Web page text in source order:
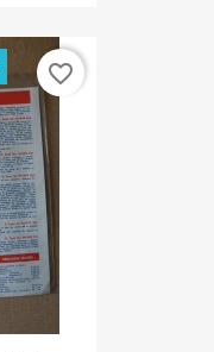
favorite_border